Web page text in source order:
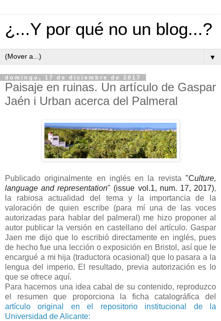
¿...Y por qué no un blog...?
▼
domingo, 17 de diciembre de 2017
Paisaje en ruinas. Un artículo de Gaspar
Jaén i Urban acerca del Palmeral
Publicado originalmente en inglés en la revista "Culture,
language and representation" (issue vol.1, num. 17, 2017),
la rabiosa actualidad del tema y la importancia de la
valoración de quien escribe (para mí una de las voces
autorizadas para hablar del palmeral) me hizo proponer al
autor publicar la versión en castellano del artículo. Gaspar
Jaen me dijo que lo escribió directamente en inglés, pues
de hecho fue una lección o exposición en Bristol, así que le
encargué a mi hija (traductora ocasional) que lo pasara a la
lengua del imperio. El resultado, previa autorización es lo
que se ofrece aquí.
Para hacernos una idea cabal de su contenido, reproduzco
el resumen que proporciona la ficha catalográfica del
artículo original en el repositorio institucional de la
Universidad de Alicante: